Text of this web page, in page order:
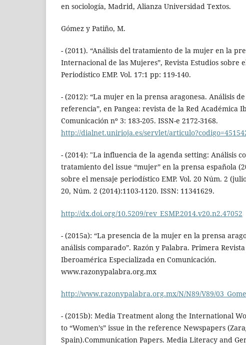
en sociología, Madrid, Alianza Universidad Textos.
Gómez y Patiño, M.
- (2011). “Análisis del tratamiento de la mujer en la
Internacional de las Mujeres”, Revista Estudios sobre
Periodístico EMP. Vol. 17:1 pp: 119-140.
- (2012): “La mujer en la prensa aragonesa. Análisis
referencia”, en Pangea: revista de la Red Académica
Comunicación nº 3: 183-205. ISSN-e 2172-3168.
http://dialnet.unirioja.es/servlet/
- (2014): "La influencia de la agenda setting: Análisis
tratamiento del issue “mujer” en la prensa española
sobre el mensaje periodístico EMP. Vol. 20 Núm. 2
20, Núm. 2 (2014):1103-1120. ISSN: 11341629.
http://dx.doi.org/10.5209/rev_ESMP.2014.v20.n2.47052
- (2015a): “La presencia de la mujer en la prensa
análisis comparado”. Razón y Palabra. Primera
Iberoamérica Especializada en Comunicación.
www.razonypalabra.org.mx
http://www.razonypalabra.org.mx/N/N89/V89/
- (2015b): Media Treatment along the International
to “Women’s” issue in the reference Newspapers
Spain).Communication Papers. Media Literacy and